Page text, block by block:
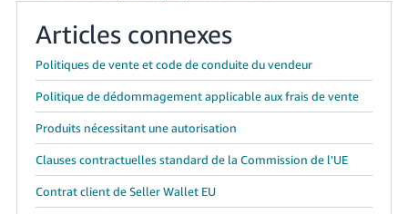
Articles connexes
Politiques de vente et code de conduite du vendeur
Politique de dédommagement applicable aux frais de vente
Produits nécessitant une autorisation
Clauses contractuelles standard de la Commission de l'UE
Contrat client de Seller Wallet EU